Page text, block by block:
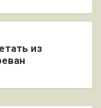
из